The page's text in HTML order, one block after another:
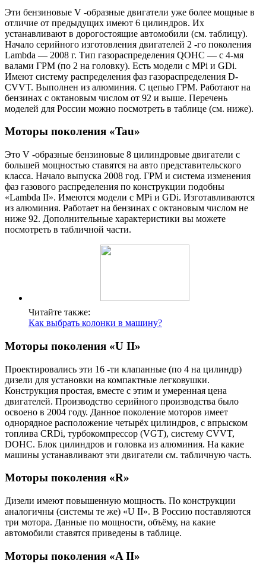
Эти бензиновые V -образные двигатели уже более мощные в
отличие от предыдущих имеют 6 цилиндров. Их
устанавливают в дорогостоящие автомобили (см. таблицу).
Начало серийного изготовления двигателей 2 -го поколения
Lambda — 2008 г. Тип газораспределения QOHC — с 4-мя
валами ГРМ (по 2 на головку). Есть модели с MPi и GDi.
Имеют систему распределения фаз газораспределения D-
CVVT. Выполнен из алюминия. С цепью ГРМ. Работают на
бензинах с октановым числом от 92 и выше. Перечень
моделей для России можно посмотреть в таблице (см. ниже).
Моторы поколения «Tau»
Это V -образные бензиновые 8 цилиндровые двигатели с
большей мощностью ставятся на авто представительского
класса. Начало выпуска 2008 год. ГРМ и система изменения
фаз газового распределения по конструкции подобны
«Lambda II». Имеются модели с MPi и GDi. Изготавливаются
из алюминия. Работает на бензинах с октановым числом не
ниже 92. Дополнительные характеристики вы можете
посмотреть в табличной части.
Читайте также:
Как выбрать колонки в машину?
Моторы поколения «U II»
Проектировались эти 16 -ти клапанные (по 4 на цилиндр)
дизели для установки на компактные легковушки.
Конструкция простая, вместе с этим и умеренная цена
двигателей. Производство серийного производства было
освоено в 2004 году. Данное поколение моторов имеет
однорядное расположение четырёх цилиндров, с впрыском
топлива CRDi, турбокомпрессор (VGT), систему CVVT,
DOHC. Блок цилиндров и головка из алюминия. На какие
машины устанавливают эти двигатели см. табличную часть.
Моторы поколения «R»
Дизели имеют повышенную мощность. По конструкции
аналогичны (системы те же) «U II». В Россию поставляются
три мотора. Данные по мощности, объёму, на какие
автомобили ставятся приведены в таблице.
Моторы поколения «A II»